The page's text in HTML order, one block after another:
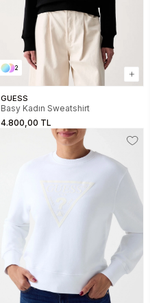
2
GUESS
Basy Kadın Sweatshirt
4.800,00 TL